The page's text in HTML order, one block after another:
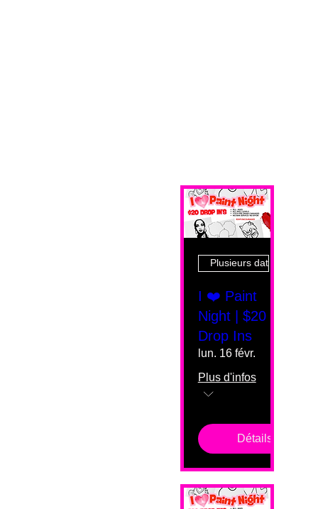
Plusieurs dates
I ❤️ Paint
Night | $20
Drop Ins
lun. 16 févr.
Plus d'infos
Détails